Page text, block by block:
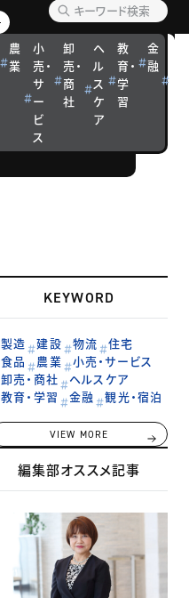
農
業
小
売・
サ
ー
ビ
ス
卸
売・
商
社
ヘ
ル
ス
ケ
ア
教
育・
学
習
金
融
KEYWORD
製造 建設 物流
住宅
食品
農業
小売・サービス
卸売・商社
ヘルスケア
教育・学習
金融 観光・宿泊
VIEW MORE
編集部オススメ記事